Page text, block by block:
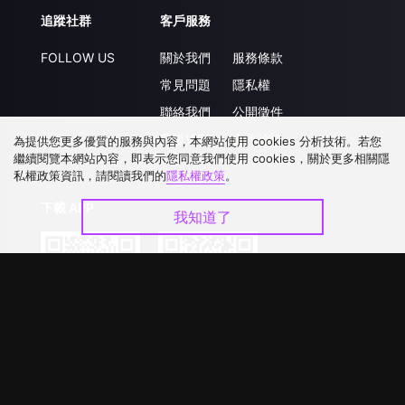
追蹤社群
FOLLOW US
客戶服務
關於我們
常見問題
聯絡我們
升級VIP
服務條款
隱私權
公開徵件
合作洽談
為提供您更多優質的服務與內容，本網站使用 cookies 分析技術。若您
繼續閱覽本網站內容，即表示您同意我們使用 cookies，關於更多相關隱
私權政策資訊，請閱讀我們的隱私權政策。
我知道了